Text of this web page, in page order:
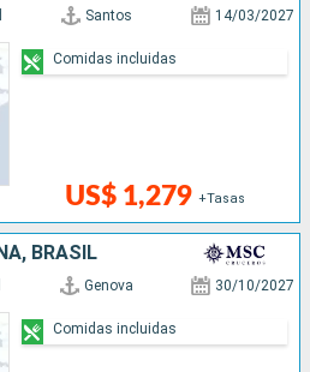
Santos 14/03/2027
US$ 1,279 +Tasas
Comidas incluidas
BRASIL
Genova 30/10/2027
Comidas incluidas